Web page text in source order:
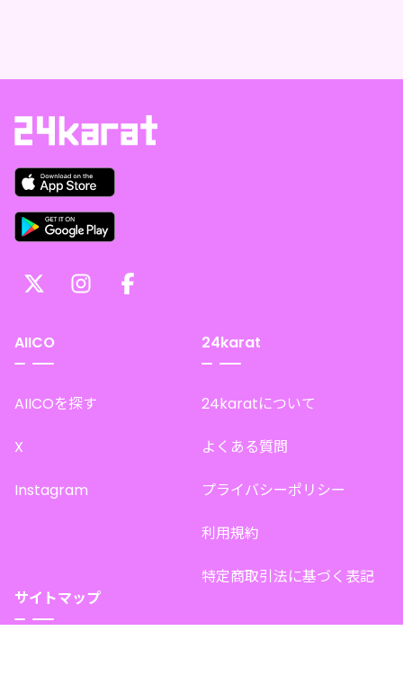
AIICO
AIICOを探す
X
Instagram
24karat
24karatについて
よくある質問
プライバシーポリシー
利用規約
特定商取引法に基づく表記
サイトマップ